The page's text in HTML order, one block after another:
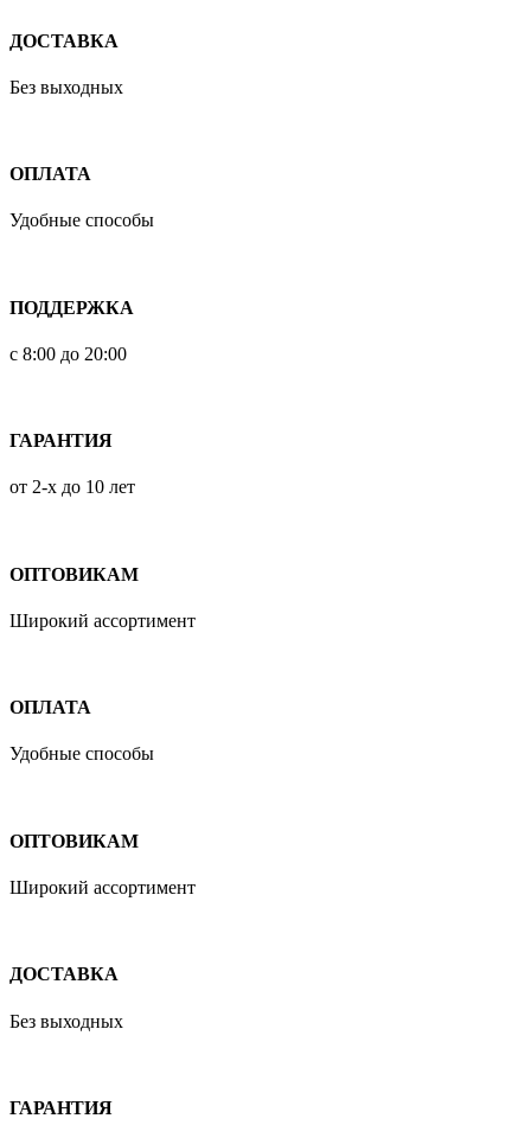
ДОСТАВКА
Без выходных
ОПЛАТА
Удобные способы
ПОДДЕРЖКА
с 8:00 до 20:00
ГАРАНТИЯ
от 2-х до 10 лет
ОПТОВИКАМ
Широкий ассортимент
ОПЛАТА
Удобные способы
ОПТОВИКАМ
Широкий ассортимент
ДОСТАВКА
Без выходных
ГАРАНТИЯ